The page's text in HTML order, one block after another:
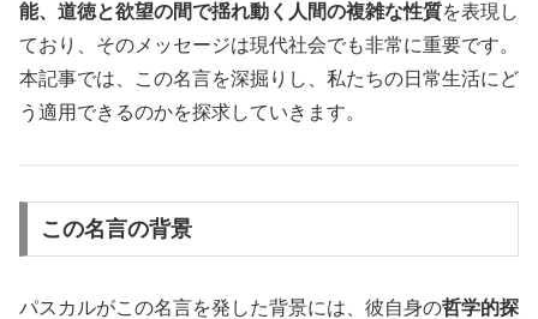
能、道徳と欲望の間で揺れ動く人間の複雑な性質を表現し
ており、そのメッセージは現代社会でも非常に重要です。
本記事では、この名言を深掘りし、私たちの日常生活にど
う適用できるのかを探求していきます。
この名言の背景
パスカルがこの名言を発した背景には、彼自身の哲学的探